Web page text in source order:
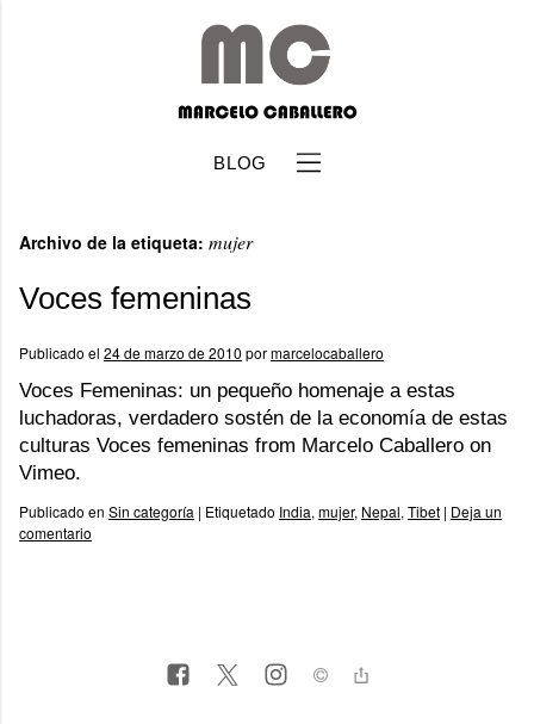
BLOG
Archivo de la etiqueta: mujer
Voces femeninas
Publicado el 24 de marzo de 2010 pormarcelocaballero
Voces Femeninas: un pequeño homenaje a estas
luchadoras, verdadero sostén de la economía de estas
culturas Voces femeninas from Marcelo Caballero on
Vimeo.
Publicado en Sin categoría | Etiquetado India, mujer, Nepal, Tibet | Deja un
comentario